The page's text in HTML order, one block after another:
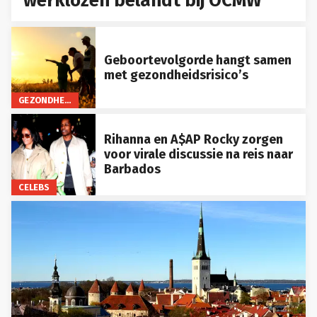
GEZONDHEID
Geboortevolgorde hangt samen
met gezondheidsrisico’s
CELEBS
Rihanna en A$AP Rocky zorgen
voor virale discussie na reis naar
Barbados